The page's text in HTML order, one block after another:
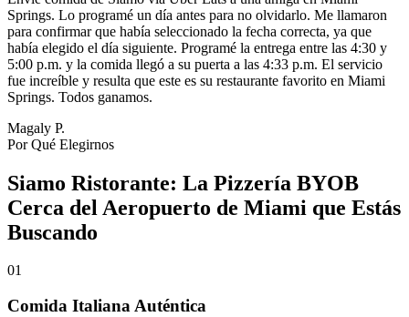
Springs. Lo programé un día antes para no olvidarlo. Me llamaron
para confirmar que había seleccionado la fecha correcta, ya que
había elegido el día siguiente. Programé la entrega entre las 4:30 y
5:00 p.m. y la comida llegó a su puerta a las 4:33 p.m. El servicio
fue increíble y resulta que este es su restaurante favorito en Miami
Springs. Todos ganamos.
Magaly P.
Por Qué Elegirnos
Siamo Ristorante: La Pizzería BYOB
Cerca del Aeropuerto de Miami que Estás
Buscando
01
Comida Italiana Auténtica